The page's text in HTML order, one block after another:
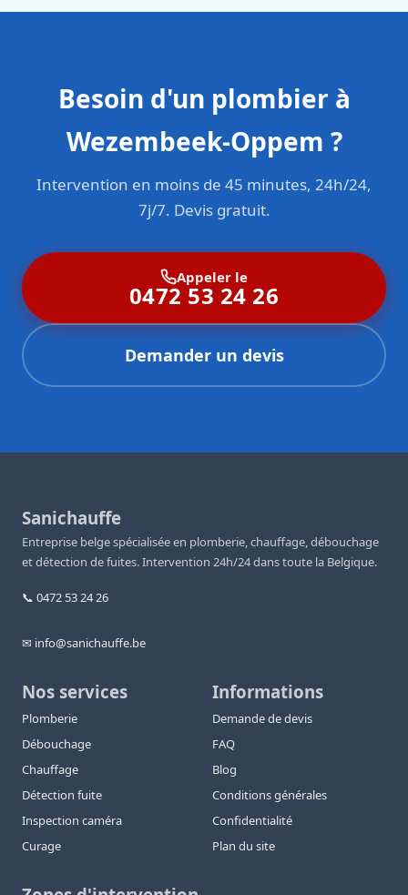
Besoin d'un plombier à
Wezembeek-Oppem ?
Intervention en moins de 45 minutes, 24h/24,
7j/7. Devis gratuit.
Appeler le
0472 53 24 26
Demander un devis
Sanichauffe
Entreprise belge spécialisée en plomberie, chauffage, débouchage
et détection de fuites. Intervention 24h/24 dans toute la Belgique.
📞 0472 53 24 26
✉ info@sanichauffe.be
Nos services
Plomberie
Débouchage
Chauffage
Détection fuite
Inspection caméra
Curage
Informations
Demande de devis
FAQ
Blog
Conditions générales
Confidentialité
Plan du site